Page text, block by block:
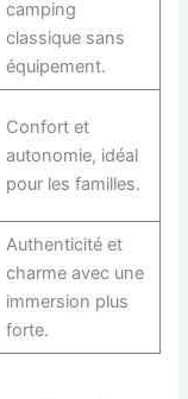
camping
classique sans
équipement.
Confort et
autonomie, idéal
pour les familles.
Authenticité et
charme avec une
immersion plus
forte.